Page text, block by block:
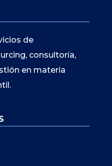
de
consultoría,
en materia